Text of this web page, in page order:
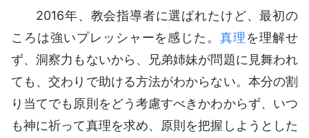
2016年、教会指導者に選ばれたけど、最初の
ころは強いプレッシャーを感じた。真理を理解せ
ず、洞察力もないから、兄弟姉妹が問題に見舞われ
ても、交わりで助ける方法がわからない。本分の割
り当てでも原則をどう考慮すべきかわからず、いつ
も神に祈って真理を求め、原則を把握しようとした